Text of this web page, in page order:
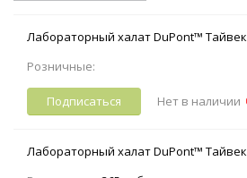
Лабораторный халат DuPont™
Розничные:
Подписаться Нет в наличии
Лабораторный халат DuPont™